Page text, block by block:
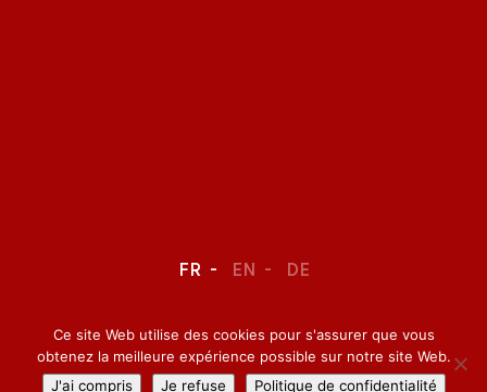
FR EN DE
LEGAL NOTICE–CONFIDENTIALITY
Ce site Web utilise des cookies pour s'assurer que vous
obtenez la meilleure expérience possible sur notre site Web.
J'ai compris
Je refuse Politique de confidentialité